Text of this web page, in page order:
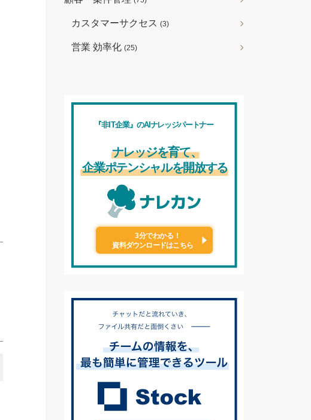
カスタマーサクセス (3)
営業 効率化 (25)